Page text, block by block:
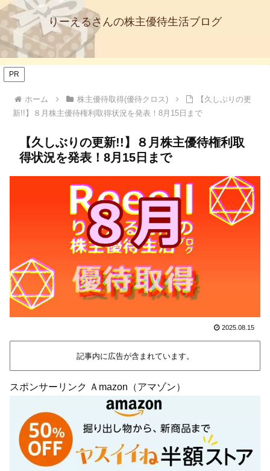
りーえるさんの株主優待生活ブログ
PR
ホーム 株主優待取得(優待クロス)
【久しぶりの更
新!!】８月株主優待権利取得状況を発表！8月15日まで
【久しぶりの更新!!】８月株主優待権利取
得状況を発表！8月15日まで
2025.08.15
記事内に広告が含まれています。
スポンサーリンク Ａmazon（アマゾン）